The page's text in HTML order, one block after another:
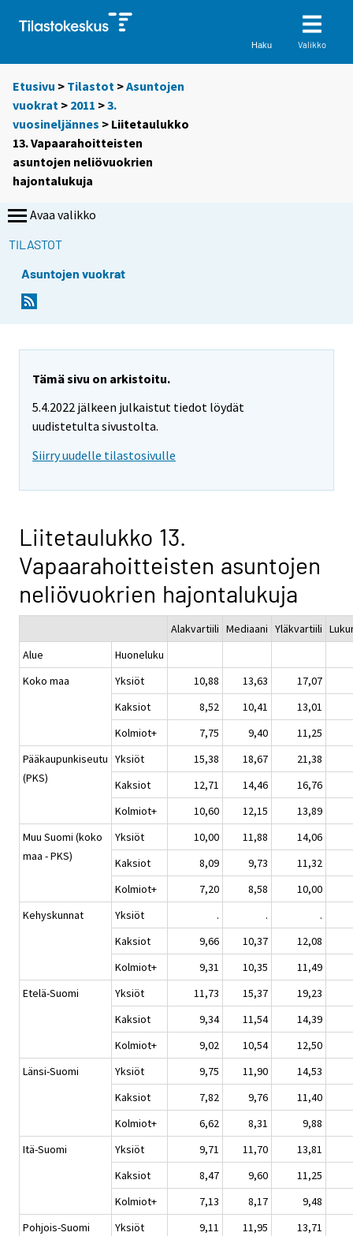
Haku Valikko
Etusivu > Tilastot >Asuntojen
vuokrat > 2011 >3.
vuosineljännes > Liitetaulukko
13. Vapaarahoitteisten
asuntojen neliövuokrien
hajontalukuja
Avaa valikko
TILASTOT
Asuntojen vuokrat
Tämä sivu on arkistoitu.
5.4.2022 jälkeen julkaistut tiedot löydät
uudistetulta sivustolta.
Siirry uudelle tilastosivulle
Liitetaulukko 13.
Vapaarahoitteisten asuntojen
neliövuokrien hajontalukuja
Alakvartiili Mediaani Yläkvartiili
Alue
Huoneluku
Koko maa
Yksiöt 10,88 13,63
17,07
Kaksiot
8,52 10,41
13,01
Kolmiot+
7,75 9,40
11,25
Pääkaupunkiseutu
(PKS)
Yksiöt 15,38 18,67
21,38
Kaksiot
12,71 14,46
16,76
Kolmiot+
10,60 12,15
13,89
Muu Suomi (koko
maa - PKS)
Yksiöt 10,00 11,88
14,06
Kaksiot
8,09 9,73
11,32
Kolmiot+
7,20 8,58
10,00
Kehyskunnat
Yksiöt . .
.
Kaksiot
9,66 10,37
12,08
Kolmiot+
9,31 10,35
11,49
Etelä-Suomi
Yksiöt 11,73 15,37
19,23
Kaksiot
9,34 11,54
14,39
Kolmiot+
9,02 10,54
12,50
Länsi-Suomi
Yksiöt 9,75 11,90
14,53
Kaksiot
7,82 9,76
11,40
Kolmiot+
6,62 8,31
9,88
Itä-Suomi
Yksiöt 9,71 11,70
13,81
Kaksiot
8,47 9,60
11,25
Kolmiot+
7,13 8,17
9,48
Pohjois-Suomi
Yksiöt 9,11 11,95
13,71